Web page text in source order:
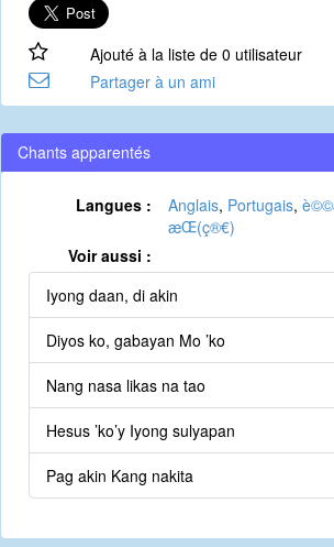
Ajouté à la liste de 0 utilisateur
Partager à un ami
Chants apparentés
Langues : Anglais, Portugais,
æ­Œ(ç®€)
Voir aussi :
Iyong daan, di akin
Diyos ko, gabayan Mo ’ko
Nang nasa likas na tao
Hesus ’ko’y Iyong sulyapan
Pag akin Kang nakita